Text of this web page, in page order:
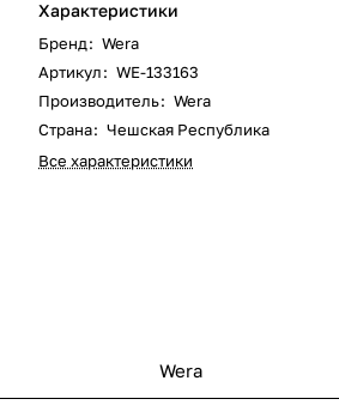
Характеристики
Бренд: Wera
Артикул: WE-133163
Производитель: Wera
Страна: Чешская Республика
Все характеристики
Wera